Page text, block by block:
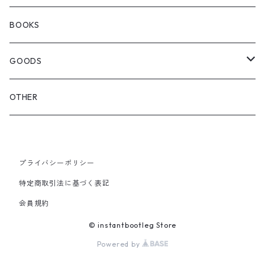
SEDAN ALL-PURPOSE
SHOULDER
OTHER BAGS
EYE WEAR
CAP&HAT
GLOVES&SCARF
SHOULDER
SMALL BAG
BOOKS
GOODS
TOY
PINS& PINBACK
SOX
OTHER
プライバシーポリシー
特定商取引法に基づく表記
会員規約
© instantbootleg Store
Powered by